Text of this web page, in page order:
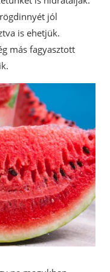
jól
is ehetjük.
más fagyasztott